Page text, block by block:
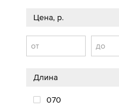
Цена, р.
от до
Длина
070